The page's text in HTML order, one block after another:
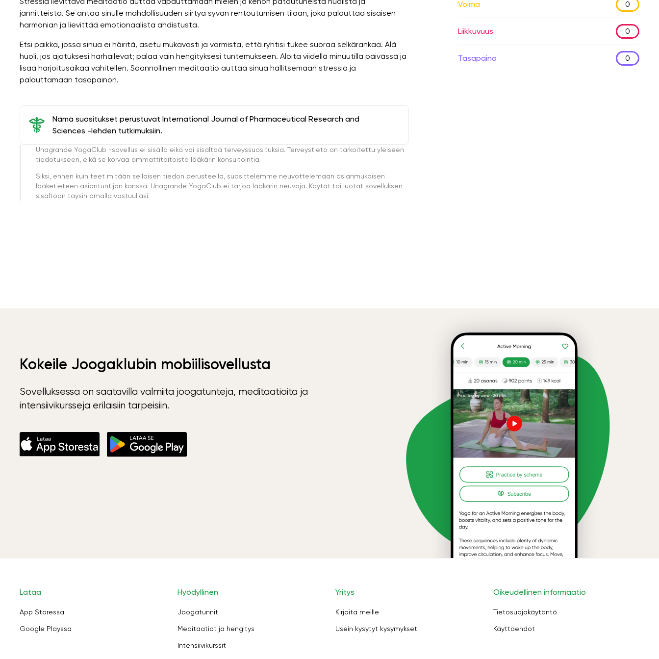
jännitteistä. Se antaa sinulle mahdollisuuden siirtyä syvän rentoutumisen tilaan, joka palauttaa sisäisen
harmonian ja lievittää emotionaalista ahdistusta.
Etsi paikka, jossa sinua ei häiritä, asetu mukavasti ja varmista, että ryhtisi tukee suoraa selkärankaa. Älä
huoli, jos ajatuksesi harhailevat; palaa vain hengityksesi tuntemukseen. Aloita viidellä minuutilla päivässä ja
lisää harjoitusaikaa vähitellen. Säännöllinen meditaatio auttaa sinua hallitsemaan stressiä ja
palauttamaan tasapainon.
Nämä suositukset perustuvat International Journal of Pharmaceutical Research and
Sciences -lehden tutkimuksiin.
Unagrande YogaClub -sovellus ei sisällä eikä voi sisältää terveyssuosituksia. Terveystieto on tarkoitettu yleiseen
tiedotukseen, eikä se korvaa ammattitaitoista lääkärin konsultointia.
Siksi, ennen kuin teet mitään sellaisen tiedon perusteella, suosittelemme neuvottelemaan asianmukaisen
lääketieteen asiantuntijan kanssa. Unagrande YogaClub ei tarjoa lääkärin neuvoja. Käytät tai luotat sovelluksen
sisältöön täysin omalla vastuullasi.
Voima 0
Liikkuvuus 0
Tasapaino 0
Kokeile Joogaklubin mobiilisovellusta
Sovelluksessa on saatavilla valmiita joogatunteja, meditaatioita ja
intensiivikursseja erilaisiin tarpeisiin.
Lataa
App Storessa
Google Playssa
Hyödyllinen
Joogatunnit
Meditaatiot ja hengitys
Intensiivikurssit
Yritys
Kirjoita meille
Usein kysytyt kysymykset
Oikeudellinen informaatio
Tietosuojakäytäntö
Käyttöehdot